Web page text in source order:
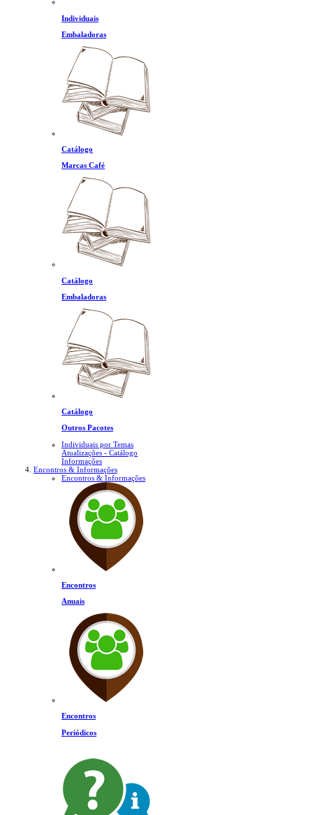
Individuais
Embaladoras
Catálogo
Marcas Café
Catálogo
Embaladoras
Catálogo
Outros Pacotes
Individuais por Temas
Atualizações - Catálogo
Informações
Encontros & Informações
Encontros & Informações
Encontros
Anuais
Encontros
Periódicos